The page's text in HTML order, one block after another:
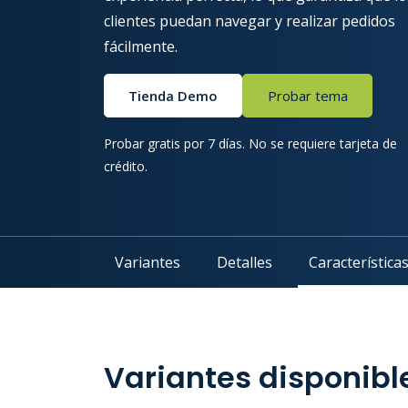
clientes puedan navegar y realizar pedidos
fácilmente.
Tienda Demo Probar tema
Probar gratis por 7 días. No se requiere tarjeta de
crédito.
Variantes Detalles Características
Variantes